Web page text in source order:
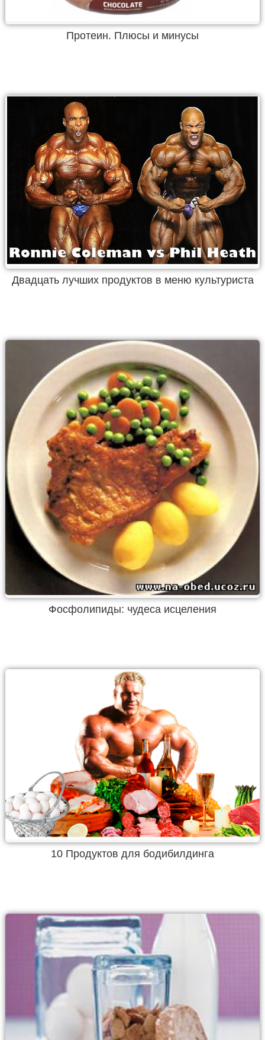
Протеин. Плюсы и минусы
Двадцать лучших продуктов в меню культуриста
Фосфолипиды: чудеса исцеления
10 Продуктов для бодибилдинга